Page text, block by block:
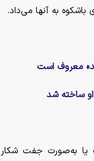
معروف است
ساخته شد
یا به‌صورت جفت شکار